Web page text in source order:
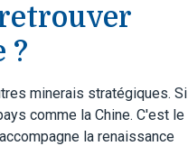
?
minerais stratégiques. Si
comme la Chine. C'est le
la renaissance